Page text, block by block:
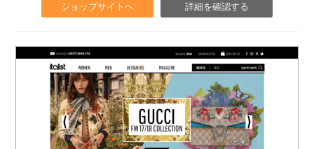
ショップサイトへ 詳細を確認する